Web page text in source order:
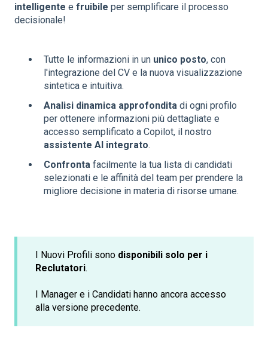
intelligente e fruibile per semplificare il processo
decisionale!
Tutte le informazioni in un unico posto, con
l'integrazione del CV e la nuova visualizzazione
sintetica e intuitiva.
Analisi dinamica approfondita di ogni profilo
per ottenere informazioni più dettagliate e
accesso semplificato a Copilot, il nostro
assistente AI integrato.
Confronta facilmente la tua lista di candidati
selezionati e le affinità del team per prendere la
migliore decisione in materia di risorse umane.
I Nuovi Profili sono disponibili solo per i
Reclutatori.
I Manager e i Candidati hanno ancora accesso
alla versione precedente.